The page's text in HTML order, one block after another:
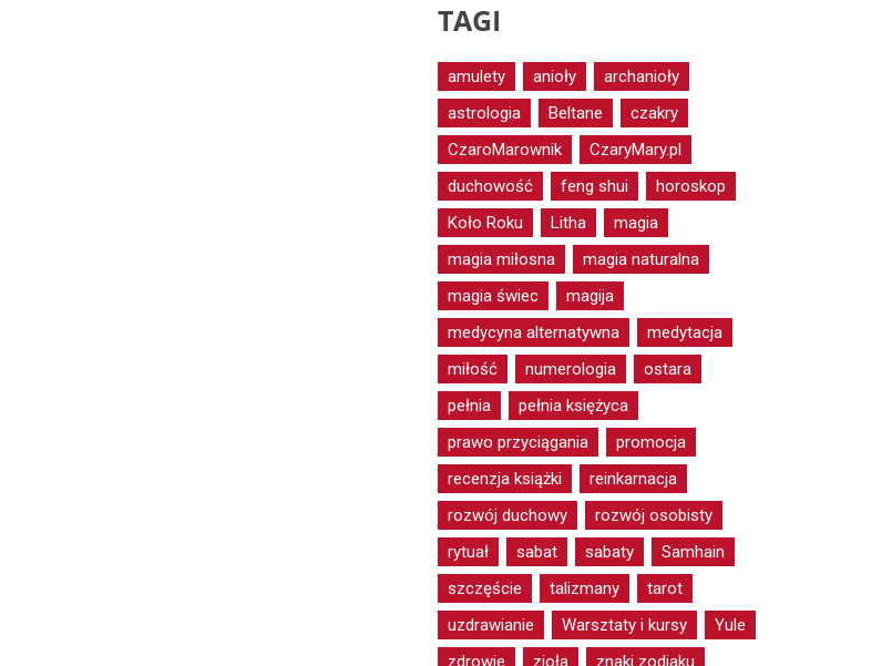
TAGI
amulety anioły
archanioły
astrologia
Beltane
czakry
CzaroMarownik
CzaryMary.pl
duchowość
feng shui
horoskop
Koło Roku
Litha
magia
magia miłosna
magia naturalna
magia świec
magija
medycyna alternatywna
medytacja
miłość
numerologia
ostara
pełnia
pełnia księżyca
prawo przyciągania
promocja
recenzja książki
reinkarnacja
rozwój duchowy
rozwój osobisty
rytuał
sabat sabaty
Samhain
szczęście
talizmany
tarot
uzdrawianie
Warsztaty i kursy
Yule
zdrowie
zioła znaki zodiaku